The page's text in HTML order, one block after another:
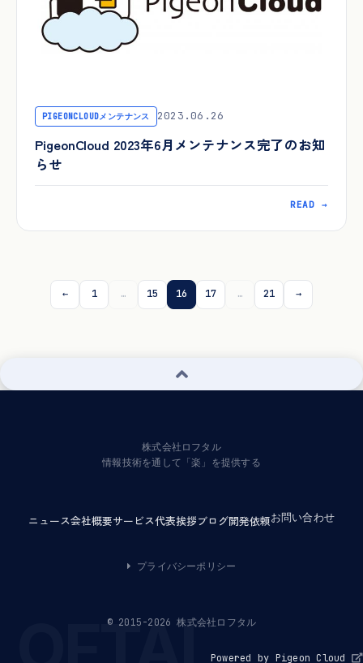
PIGEONCLOUDメンテナンス 2023.06.26
PigeonCloud 2023年6月メンテナンス完了のお知
らせ
READ →
← 1 … 15 16 17 … 21 →
株式会社ロフタル
情報技術を通して「楽」を提供する
ニュース会社概要サービス代表挨拶ブログ開発依頼お問い合わせ
プライバシーポリシー
© 2015-2026 株式会社ロフタル
Powered by Pigeon Cloud